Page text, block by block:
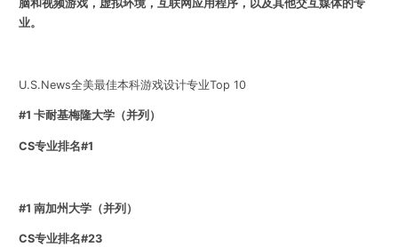
脑和视频游戏，虚拟环境，互联网应用程序，以及其他交互媒体的专
业。
U.S.News全美最佳本科游戏设计专业Top 10
#1 卡耐基梅隆大学（并列）
CS专业排名#1
#1 南加州大学（并列）
CS专业排名#23